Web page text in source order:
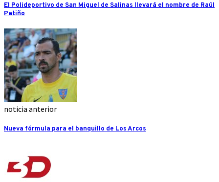
El Polideportivo de San Miguel de Salinas llevará el nombre de Raúl
Patiño
noticia anterior
Nueva fórmula para el banquillo de Los Arcos